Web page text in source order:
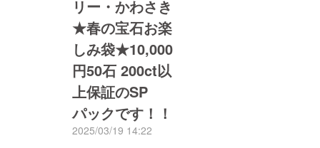
です！！さらに、ご支
援様全員にプレゼント
企画をご用意させてい
ただきました。ランダ
ムで天然石ブレスレッ
ト1本をご提供させて
いただきます！！プロ
リー・かわさき
★春の宝石お楽
しみ袋★10,000
円50石 200ct以
上保証のSP
パックです！！
2025/03/19 14:22